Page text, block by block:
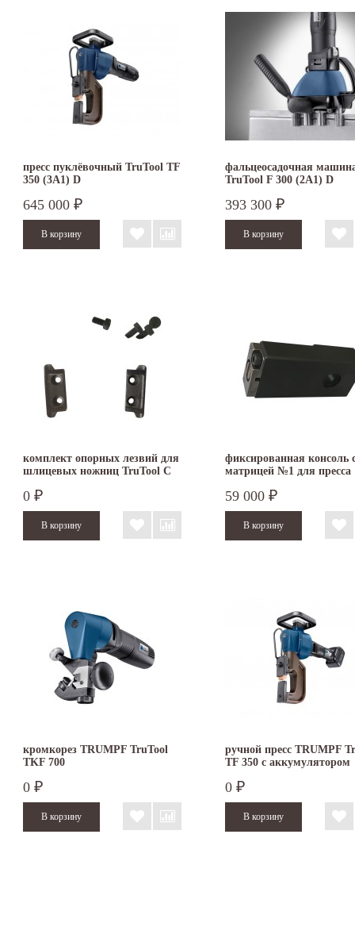
пресс пуклёвочный TruTool TF
350 (3A1) D
645 000 ₽
фальцеосадочная
TruTool F 300 (2A1) D
393 300 ₽
комплект опорных лезвий для
шлицевых ножниц TruTool C
0 ₽
фиксированная консоль
матрицей №1 для пресса
59 000 ₽
кромкорез TRUMPF TruTool
TKF 700
0 ₽
ручной пресс TRUMPF
TF 350 с аккумулятором
0 ₽